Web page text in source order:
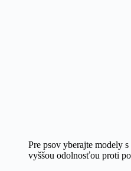
Pre psov yberajte modely
vyššou odolnosťou proti